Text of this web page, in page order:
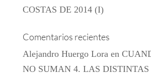
COSTAS DE 2014 (I)
Comentarios recientes
Alejandro Huergo Lora en
NO SUMAN 4. LAS DISTINTAS